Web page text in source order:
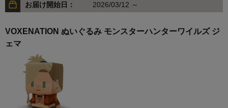
お届け開始日： 2026/03/12 ～
VOXENATION ぬいぐるみ モンスターハンターワイルズ ジ
ェマ